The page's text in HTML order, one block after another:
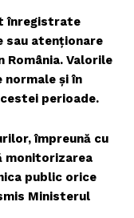
înregistrate
sau atenționare
Valorile
normale și în
perioade.
împreună cu
monitorizarea
public orice
Ministerul